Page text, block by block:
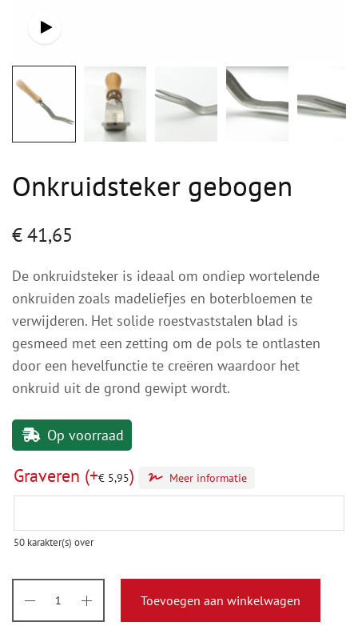
Onkruidsteker gebogen
€41,65
De onkruidsteker is ideaal om ondiep wortelende
onkruiden zoals madeliefjes en boterbloemen te
verwijderen. Het solide roestvaststalen blad is
gesmeed met een zetting om de pols te ontlasten
door een hevelfunctie te creëren waardoor het
onkruid uit de grond gewipt wordt.
Op voorraad
Graveren (+€ 5,95)
50 karakter(s) over
Meer informatie
Toevoegen aan winkelwagen